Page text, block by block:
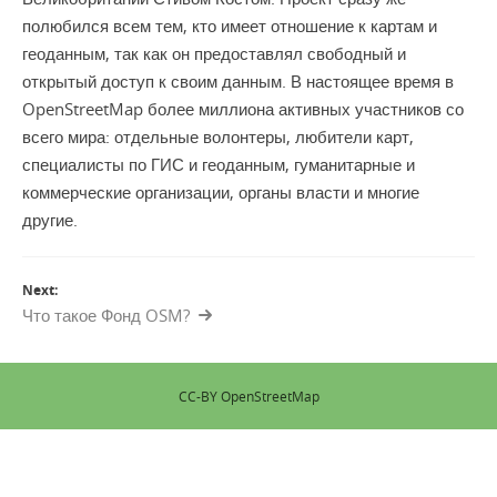
полюбился всем тем, кто имеет отношение к картам и
геоданным, так как он предоставлял свободный и
открытый доступ к своим данным. В настоящее время в
OpenStreetMap более миллиона активных участников со
всего мира: отдельные волонтеры, любители карт,
специалисты по ГИС и геоданным, гуманитарные и
коммерческие организации, органы власти и многие
другие.
Next:
Что такое Фонд OSM?
CC-BY OpenStreetMap